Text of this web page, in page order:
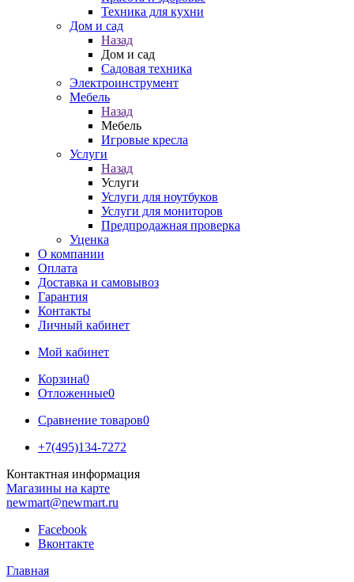
Техника для кухни
Дом и сад
Назад
Дом и сад
Садовая техника
Электроинструмент
Мебель
Назад
Мебель
Игровые кресла
Услуги
Назад
Услуги
Услуги для ноутбуков
Услуги для мониторов
Предпродажная проверка
Уценка
О компании
Оплата
Доставка и самовывоз
Гарантия
Контакты
Личный кабинет
Мой кабинет
Корзина0
Отложенные0
Сравнение товаров0
+7(495)134-7272
Контактная информация
Магазины на карте
newmart@newmart.ru
Facebook
Вконтакте
Главная